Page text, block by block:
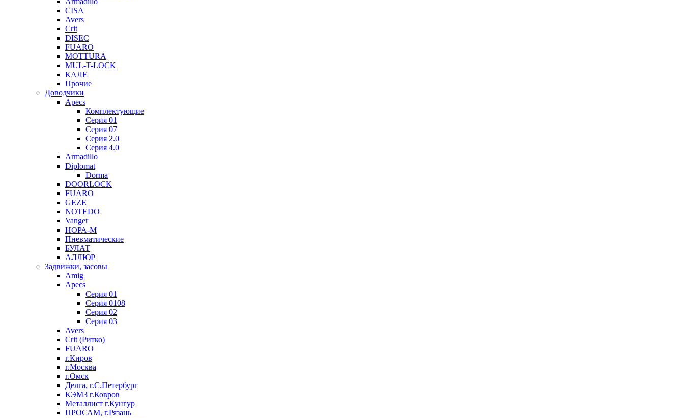
CISA
Avers
Crit
DISEC
FUARO
MOTTURA
MUL-T-LOCK
КАЛЕ
Прочие
Доводчики
Apecs
Комплектующие
Серия 01
Серия 07
Серия 2.0
Серия 4.0
Armadillo
Diplomat
Dorma
DOORLOCK
FUARO
GEZE
NOTEDO
Vanger
НОРА-М
Пневматические
БУЛАТ
АЛЛЮР
Задвижки, засовы
Amig
Apecs
Серия 01
Серия 0108
Серия 02
Серия 03
Avers
Crit (Ритко)
FUARO
г.Киров
г.Москва
г.Омск
Делга, г.С.Петербург
КЭМЗ г.Ковров
Металлист г.Кунгур
ПРОСАМ, г.Рязань